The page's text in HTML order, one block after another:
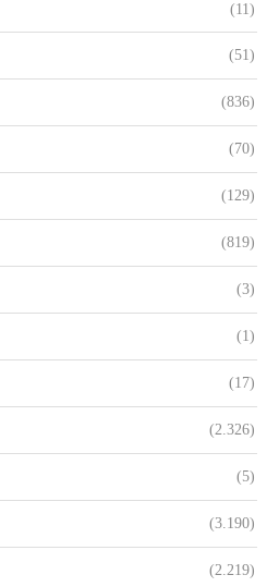
(11)
(51)
(836)
(70)
(129)
(819)
(3)
(1)
(17)
(2.326)
(5)
(3.190)
(2.219)